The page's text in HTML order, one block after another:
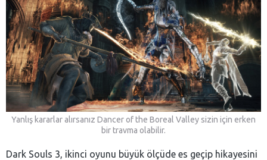
Yanlış kararlar alırsanız Dancer of the Boreal Valley sizin için erken
bir travma olabilir.
Dark Souls 3, ikinci oyunu büyük ölçüde es geçip hikayesini